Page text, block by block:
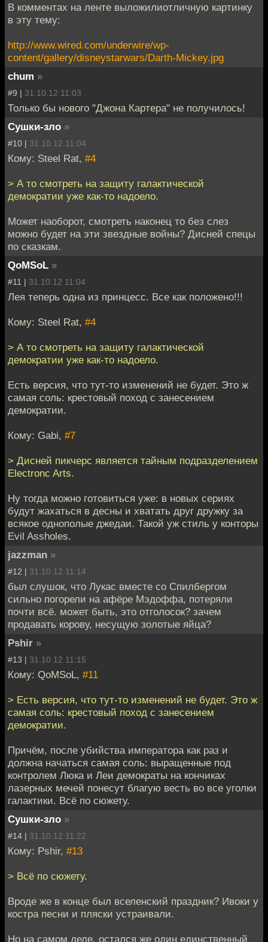
В комментах на ленте выложилиотличную картинку
в эту тему:
http://www.wired.com/underwire/wp-
content/gallery/disneystarwars/Darth-Mickey.jpg
chum »
#9 | 31.10.12 11:03
Только бы нового "Джона Картера" не получилось!
Сушки-зло »
#10 | 31.10.12 11:04
Кому: Steel Rat, #4
> А то смотреть на защиту галактической
демократии уже как-то надоело.
Может наоборот, смотреть наконец то без слез
можно будет на эти звездные войны? Дисней спецы
по сказкам.
QoMSoL »
#11 | 31.10.12 11:04
Лея теперь одна из принцесс. Все как положено!!!
Кому: Steel Rat, #4
> А то смотреть на защиту галактической
демократии уже как-то надоело.
Есть версия, что тут-то изменений не будет. Это ж
самая соль: крестовый поход с занесением
демократии.
Кому: Gabi, #7
> Дисней пикчерс является тайным подразделением
Electronc Arts.
Ну тогда можно готовиться уже: в новых сериях
будут жахаться в десны и хватать друг дружку за
всякое однополые джедаи. Такой уж стиль у конторы
Evil Assholes.
jazzman »
#12 | 31.10.12 11:14
был слушок, что Лукас вместе со Спилбергом
сильно погорели на афёре Мэдоффа, потеряли
почти всё. может быть, это отголосок? зачем
продавать корову, несущую золотые яйца?
Pshir »
#13 | 31.10.12 11:15
Кому: QoMSoL, #11
> Есть версия, что тут-то изменений не будет. Это ж
самая соль: крестовый поход с занесением
демократии.
Причём, после убийства императора как раз и
должна начаться самая соль: выращенные под
контролем Люка и Леи демократы на кончиках
лазерных мечей понесут благую весть во все уголки
галактики. Всё по сюжету.
Сушки-зло »
#14 | 31.10.12 11:22
Кому: Pshir, #13
> Всё по сюжету.
Вроде же в конце был вселенский праздник? Ивоки у
костра песни и пляски устраивали.
Но на самом деле, остался же один единственный